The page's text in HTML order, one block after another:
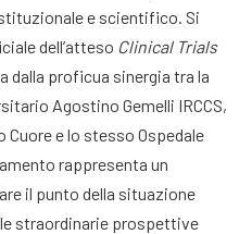
e scientifico . Si
dell’atteso Clinical Trials
dalla proficua sinergia tra la
Agostino Gemelli IRCCS,
Cuore e lo stesso Ospedale
rappresenta un
il punto della situazione
straordinarie prospettive